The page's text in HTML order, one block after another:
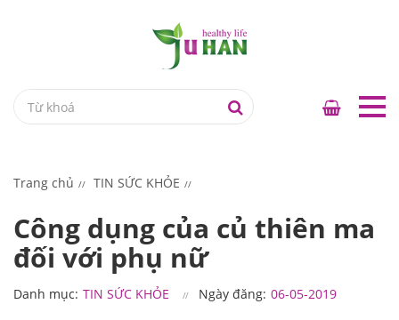
Trang chủ TIN SỨC KHỎE
Công dụng của củ thiên ma
đối với phụ nữ
Danh mục: TIN SỨC KHỎE Ngày đăng: 06-05-2019